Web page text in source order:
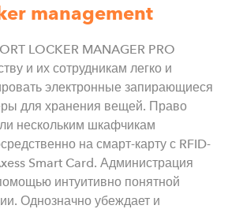
management
LOCKER MANAGER PRO
и их сотрудникам легко и
электронные запирающиеся
для хранения вещей. Право
нескольким шкафчикам
на смарт-карту с RFID-
Smart Card. Администрация
интуитивно понятной
Однозначно убеждает и